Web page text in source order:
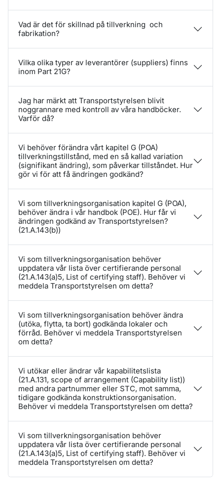
Vad är det för skillnad på tillverkning och
fabrikation?
Vilka olika typer av leverantörer (suppliers) finns
inom Part 21G?
Jag har märkt att Transportstyrelsen blivit
noggrannare med kontroll av våra handböcker.
Varför då?
Vi behöver förändra vårt kapitel G (POA)
tillverkningstillstånd, med en så kallad variation
(signifikant ändring), som påverkar tillståndet. Hur
gör vi för att få ändringen godkänd?
Vi som tillverkningsorganisation kapitel G (POA),
behöver ändra i vår handbok (POE). Hur får vi
ändringen godkänd av Transportstyrelsen?
(21.A.143(b))
Vi som tillverkningsorganisation behöver
uppdatera vår lista över certifierande personal
(21.A.143(a)5, List of certifying staff). Behöver vi
meddela Transportstyrelsen om detta?
Vi som tillverkningsorganisation behöver ändra
(utöka, flytta, ta bort) godkända lokaler och
förråd. Behöver vi meddela Transportstyrelsen
om detta?
Vi utökar eller ändrar vår kapabilitetslista
(21.A.131, scope of arrangement (Capability list))
med andra partnummer eller STC, mot samma,
tidigare godkända konstruktionsorganisation.
Behöver vi meddela Transportstyrelsen om detta?
Vi som tillverkningsorganisation behöver
uppdatera vår lista över certifierande personal
(21.A.143(a)5, List of certifying staff). Behöver vi
meddela Transportstyrelsen om detta?